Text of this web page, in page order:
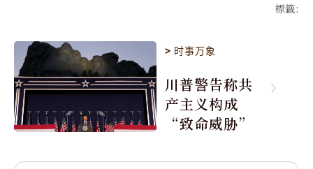
標籤:
> 时事万象
川普警告称共
产主义构成
“致命威胁”